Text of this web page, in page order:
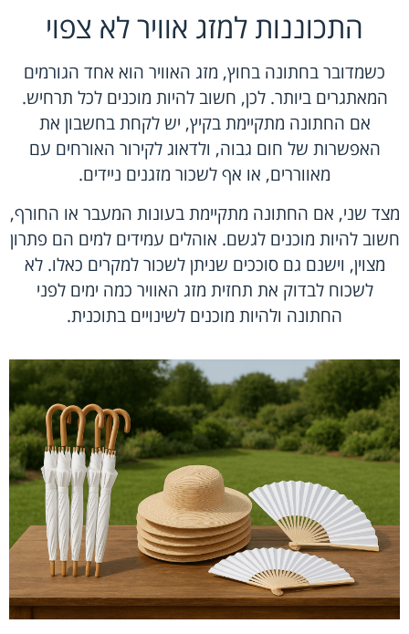
התכוננות למזג אוויר לא צפוי
כשמדובר בחתונה בחוץ, מזג האוויר הוא אחד הגורמים
המאתגרים ביותר. לכן, חשוב להיות מוכנים לכל תרחיש.
אם החתונה מתקיימת בקיץ, יש לקחת בחשבון את
האפשרות של חום גבוה, ולדאוג לקירור האורחים עם
מאווררים, או אף לשכור מזגנים ניידים.
מצד שני, אם החתונה מתקיימת בעונות המעבר או החורף,
חשוב להיות מוכנים לגשם. אוהלים עמידים למים הם פתרון
מצוין, וישנם גם סוככים שניתן לשכור למקרים כאלו. לא
לשכוח לבדוק את תחזית מזג האוויר כמה ימים לפני
החתונה ולהיות מוכנים לשינויים בתוכנית.